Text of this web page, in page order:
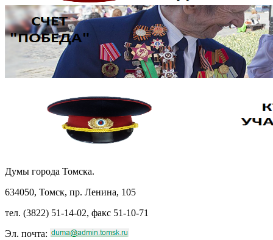
Думы города Томска.
634050, Томск, пр. Ленина, 105
тел. (3822) 51-14-02, факс 51-10-71
Эл. почта: